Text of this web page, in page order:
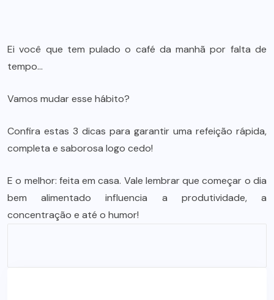
Ei você que tem pulado o café da manhã por falta de
tempo…
Vamos mudar esse hábito?
Confira estas 3 dicas para garantir uma refeição rápida,
completa e saborosa logo cedo!
E o melhor: feita em casa. Vale lembrar que começar o dia
bem alimentado influencia a produtividade, a
concentração e até o humor!